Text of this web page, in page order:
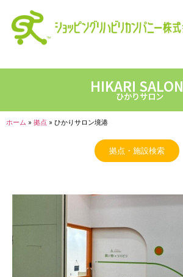
HIKARI SALON
ひかりサロン
ホーム » 拠点 » ひかりサロン境港
拠点・施設検索